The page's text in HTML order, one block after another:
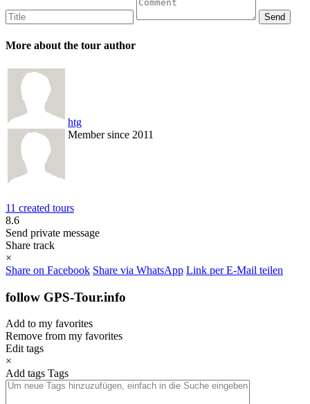
More about the tour author
htg
Member since 2011
11 created tours
8.6
Send private message
Share track
×
Share on Facebook Share via WhatsApp Link per E-Mail teilen
follow GPS-Tour.info
Add to my favorites
Remove from my favorites
Edit tags
×
Add tags Tags